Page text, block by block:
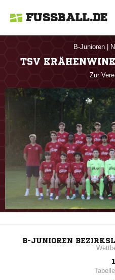
FUSSBALL.DE
B-Junioren
TSV
Zur
B-JUNIOREN
1